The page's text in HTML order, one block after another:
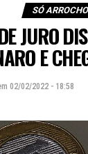
SÓ ARROCHO
JURO
E
02/02/2022 - 18:58